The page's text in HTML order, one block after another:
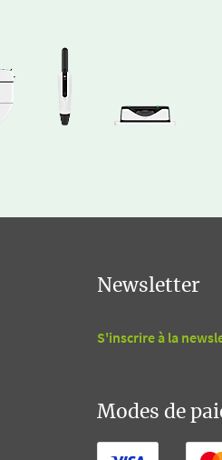
Newsletter
S'inscrire à la
Modes de